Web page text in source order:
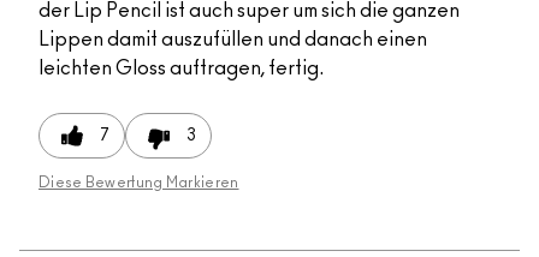
der Lip Pencil ist auch super um sich die ganzen
Lippen damit auszufüllen und danach einen
leichten Gloss auftragen, fertig.
7 3
Diese Bewertung Markieren